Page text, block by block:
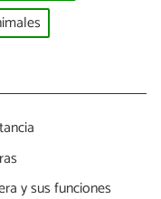
y sus funciones